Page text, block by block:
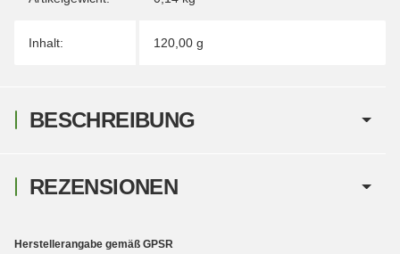
Inhalt: 120,00 g
BESCHREIBUNG
REZENSIONEN
Herstellerangabe gemäß GPSR